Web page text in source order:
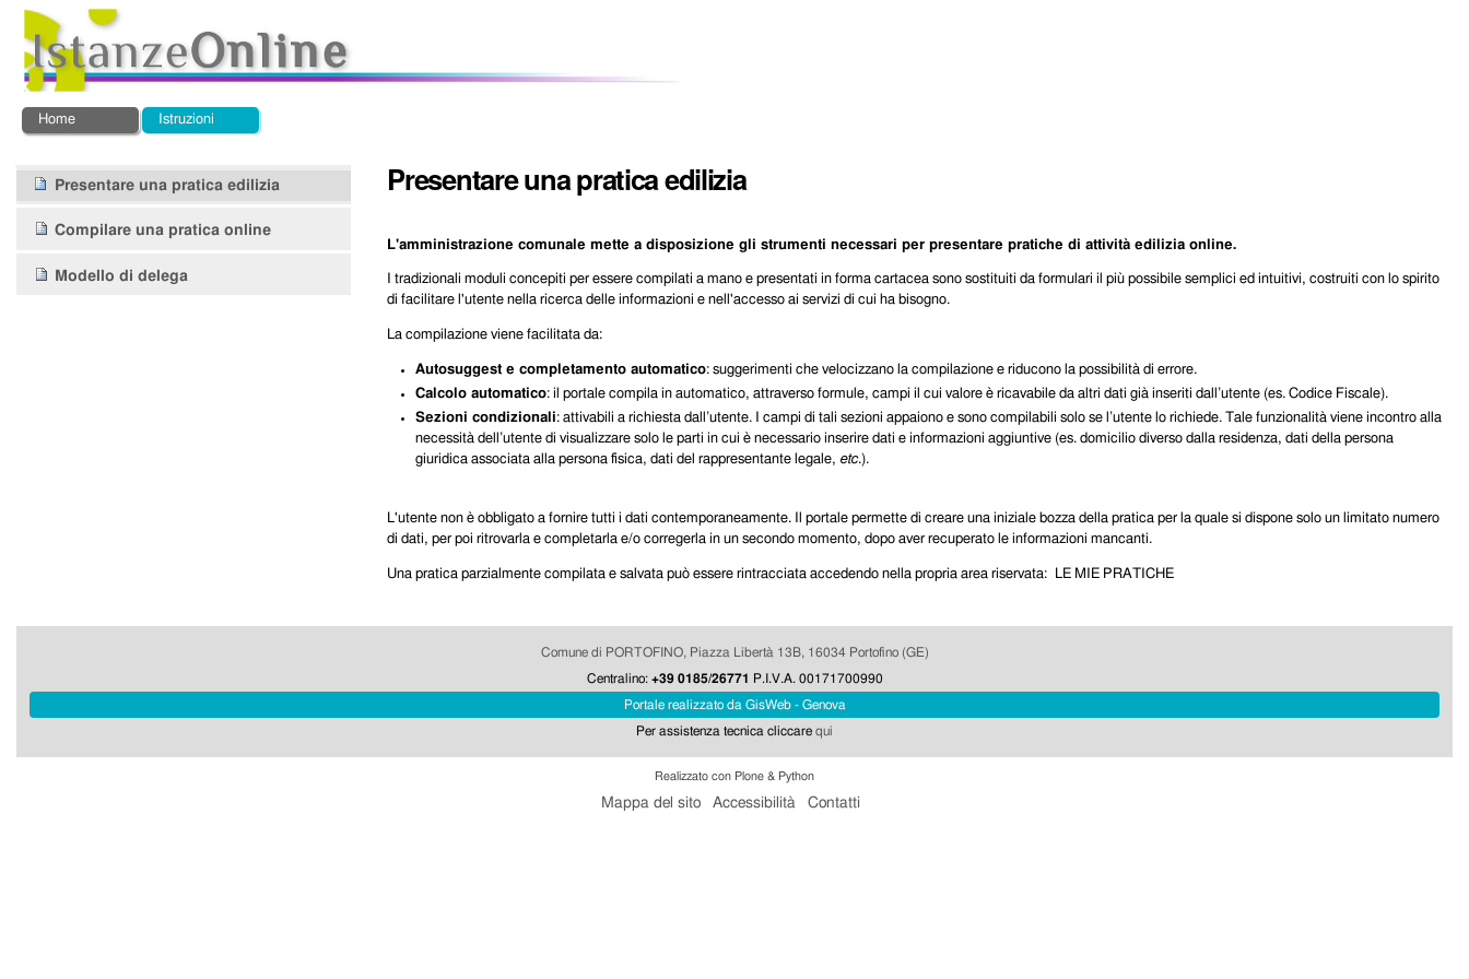
Salta
contenuti.
Salta
alla
navigazione
Strumenti
personali
Sezioni
Home Istruzioni
Presentare una pratica edilizia
L'amministrazione comunale mette a disposizione gli strumenti necessari per presentare pratiche di attività edilizia online.
I tradizionali moduli concepiti per essere compilati a mano e presentati in forma cartacea sono sostituiti da formulari il più possibile semplici ed intuitivi, costruiti con lo spirito
di facilitare l'utentenella ricerca delle informazioni e nell'accesso ai servizi di cui ha bisogno.
La compilazione viene facilitata da:
Autosuggest e completamento automatico: suggerimenti che velocizzano la compilazione e riducono la possibilità di errore.
Calcolo automatico: il portale compila in automatico, attraverso formule, campi il cui valore è ricavabile da altri dati già inseriti dall’utente (es. Codice Fiscale).
Sezioni condizionali: attivabili a richiesta dall’utente. I campi di tali sezioni appaiono e sono compilabili solo se l’utente lo richiede. Tale funzionalità viene incontro alla
necessità dell’utente di visualizzare solo le parti in cui è necessario inserire dati e informazioni aggiuntive (es. domicilio diverso dalla residenza, dati della persona
giuridica associata alla persona fisica, dati del rappresentante legale, etc.).
L'utente non è obbligato a fornire tutti i dati contemporaneamente. Il portale permette di creare una iniziale bozza della pratica per la quale si dispone solo un limitato numero
di dati, per poi ritrovarla e completarla e/o corregerla in un secondo momento, dopo aver recuperato le informazioni mancanti.
Una pratica parzialmente compilata e salvata può essere rintracciata accedendo nella propria area riservata: LE MIE PRATICHE
Presentare una pratica edilizia
Compilare una pratica online
Modello di delega
Comune di PORTOFINO, Piazza Libertà 13B, 16034 Portofino (GE)
Centralino: +39 0185/26771 P.I.V.A. 00171700990
Portale realizzato da GisWeb - Genova
Per assistenza tecnica cliccare qui
Realizzato con Plone & Python
Mappa del sito Accessibilità Contatti